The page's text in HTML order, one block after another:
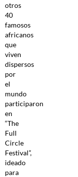
otros
40
famosos
africanos
que
viven
dispersos
por
el
mundo
participaron
en
“The
Full
Circle
Festival”,
ideado
para